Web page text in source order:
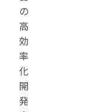
の
高
効
率
化
開
発